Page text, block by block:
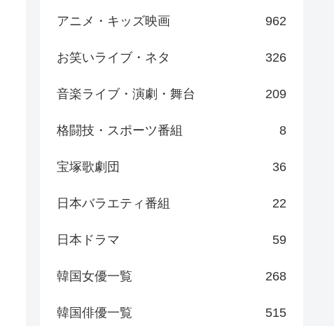
アニメ・キッズ映画 962
お笑いライブ・ネタ 326
音楽ライブ・演劇・舞台 209
格闘技・スポーツ番組 8
宝塚歌劇団 36
日本バラエティ番組 22
日本ドラマ 59
韓国女優一覧 268
韓国俳優一覧 515